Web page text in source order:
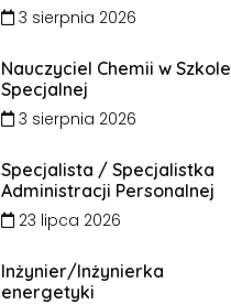
3 sierpnia 2026
Nauczyciel Chemii w Szkole
Specjalnej
3 sierpnia 2026
Specjalista / Specjalistka
Administracji Personalnej
23 lipca 2026
Inżynier/Inżynierka
energetyki